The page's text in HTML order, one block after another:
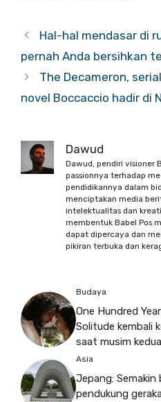
Hal-hal mendasar di
pernah Anda bersihkan
The Decameron,
novel Boccaccio hadir di
Dawud
Dawud, pendiri visioner
passionnya terhadap
pendidikannya dalam
menciptakan media
intelektualitas dan
membentuk Babel Pos
dapat dipercaya dan
pikiran terbuka dan
Budaya
One Hundred
Solitude kembali
saat musim
Asia
Jepang: Semakin
pendukung